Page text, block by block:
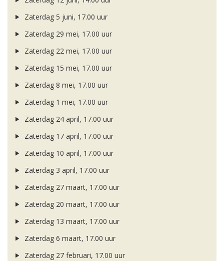
Zaterdag 5 juni, 17.00 uur
Zaterdag 29 mei, 17.00 uur
Zaterdag 22 mei, 17.00 uur
Zaterdag 15 mei, 17.00 uur
Zaterdag 8 mei, 17.00 uur
Zaterdag 1 mei, 17.00 uur
Zaterdag 24 april, 17.00 uur
Zaterdag 17 april, 17.00 uur
Zaterdag 10 april, 17.00 uur
Zaterdag 3 april, 17.00 uur
Zaterdag 27 maart, 17.00 uur
Zaterdag 20 maart, 17.00 uur
Zaterdag 13 maart, 17.00 uur
Zaterdag 6 maart, 17.00 uur
Zaterdag 27 februari, 17.00 uur